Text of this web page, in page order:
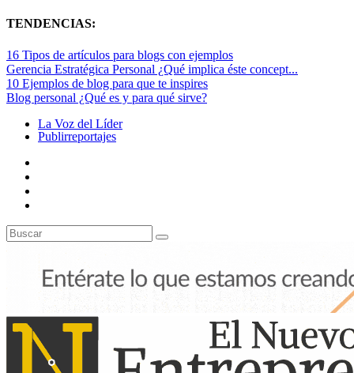
TENDENCIAS:
16 Tipos de artículos para blogs con ejemplos
Gerencia Estratégica Personal ¿Qué implica éste concept...
10 Ejemplos de blog para que te inspires
Blog personal ¿Qué es y para qué sirve?
La Voz del Líder
Publirreportajes